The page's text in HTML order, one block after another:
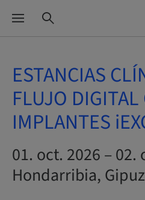
ESTANCIAS
FLUJO DIGITAL
IMPLANTES
01. oct. 2026 – 02.
Hondarribia,